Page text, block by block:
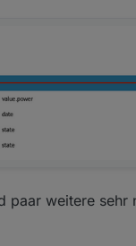
paar weitere sehr